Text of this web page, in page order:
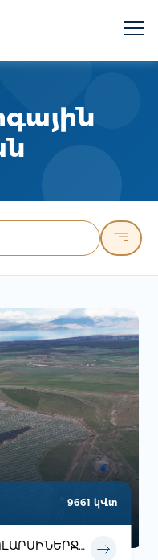
9661 կՎտ
Համակարգային կայան ՍՈԼԱՐՍԻՆԵՐՋԻ ՍՊԸ